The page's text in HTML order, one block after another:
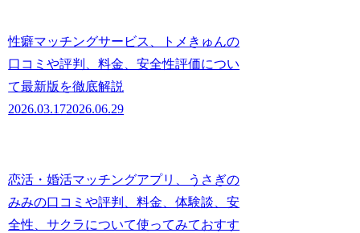
性癖マッチングサービス、トメきゅんの
口コミや評判、料金、安全性評価につい
て最新版を徹底解説
2026.03.172026.06.29
恋活・婚活マッチングアプリ、うさぎの
みみの口コミや評判、料金、体験談、安
全性、サクラについて使ってみておすす